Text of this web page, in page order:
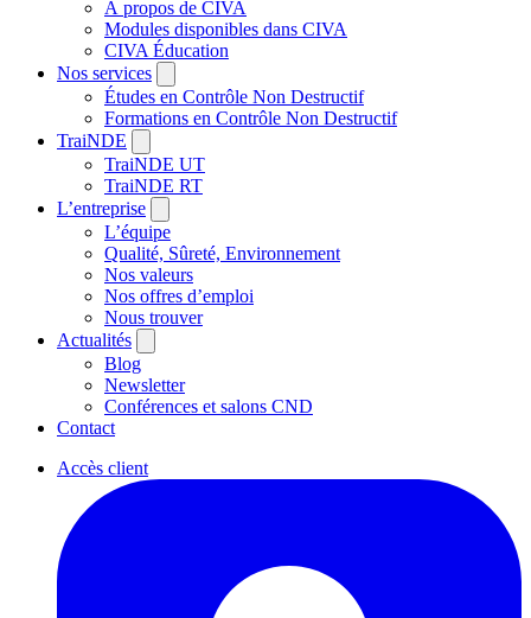
À propos de CIVA
Modules disponibles dans CIVA
CIVA Éducation
Nos services
Études en Contrôle Non Destructif
Formations en Contrôle Non Destructif
TraiNDE
TraiNDE UT
TraiNDE RT
L’entreprise
L’équipe
Qualité, Sûreté, Environnement
Nos valeurs
Nos offres d’emploi
Nous trouver
Actualités
Blog
Newsletter
Conférences et salons CND
Contact
Accès client